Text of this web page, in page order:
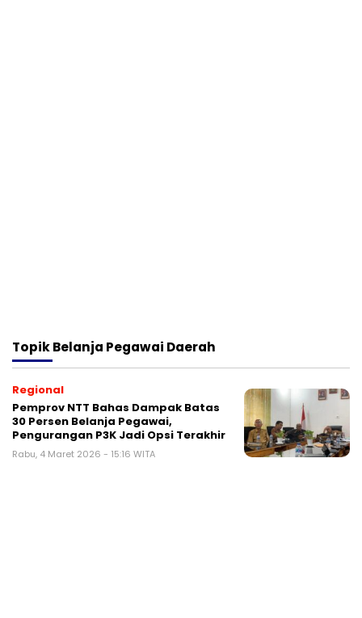
TopikBelanja Pegawai Daerah
Regional
Pemprov NTT Bahas Dampak Batas
30 Persen Belanja Pegawai,
Pengurangan P3K Jadi Opsi Terakhir
Rabu, 4 Maret 2026 - 15:16 WITA